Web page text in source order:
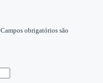
Campos obrigatórios são